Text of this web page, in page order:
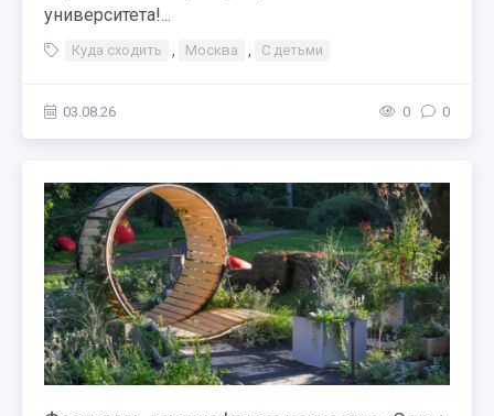
университета!...
Куда сходить , Москва , С детьми
03.08.26 0 0